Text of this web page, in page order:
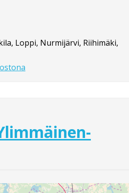
Loppi, Nurmijärvi, Riihimäki,